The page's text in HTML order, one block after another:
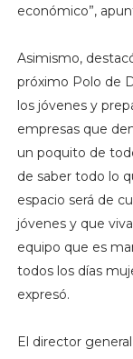
económico”,
Asimismo,
próximo Polo de
los jóvenes y
empresas que
un poquito de
de saber todo lo
espacio será de
jóvenes y que
equipo que es
todos los días
expresó.
El director